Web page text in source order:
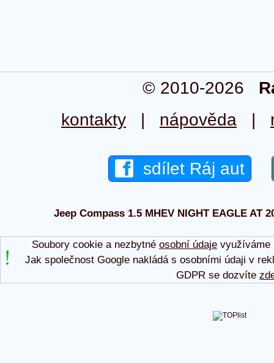
© 2010-2026
kontakty | nápověda |
sdílet Ráj aut
Jeep Compass 1.5 MHEV NIGHT EAGLE AT
Soubory cookie a nezbytné osobní údajevyužíváme
Jak společnost Google nakládá s osobními údaji v
GDPR se dozvíte